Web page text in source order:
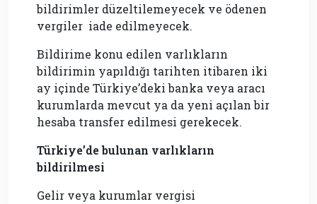
bildirimler düzeltilemeyecek ve ödenen
vergiler iade edilmeyecek.
Bildirime konu edilen varlıkların
bildirimin yapıldığı tarihten itibaren iki
ay içinde Türkiye’deki banka veya aracı
kurumlarda mevcut ya da yeni açılan bir
hesaba transfer edilmesi gerekecek.
Türkiye’de bulunan varlıkların
bildirilmesi
Gelir veya kurumlar vergisi